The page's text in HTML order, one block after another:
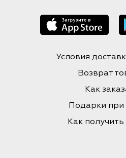
Условия
Возврат
Как
Подарки при
Как